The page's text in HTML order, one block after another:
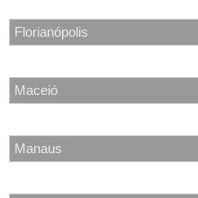
Florianópolis
Maceió
Manaus